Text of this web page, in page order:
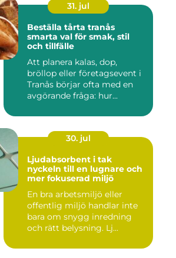
31. jul
Beställa tårta tranås
smarta val för smak, stil
och tillfälle
Att planera kalas, dop,
bröllop eller företagsevent i
Tranås börjar ofta med en
avgörande fråga: hur...
30. jul
Ljudabsorbent i tak
nyckeln till en lugnare och
mer fokuserad miljö
En bra arbetsmiljö eller
offentlig miljö handlar inte
bara om snygg inredning
och rätt belysning. Lj...